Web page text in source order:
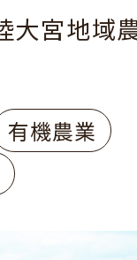
大宮地域
有機農業